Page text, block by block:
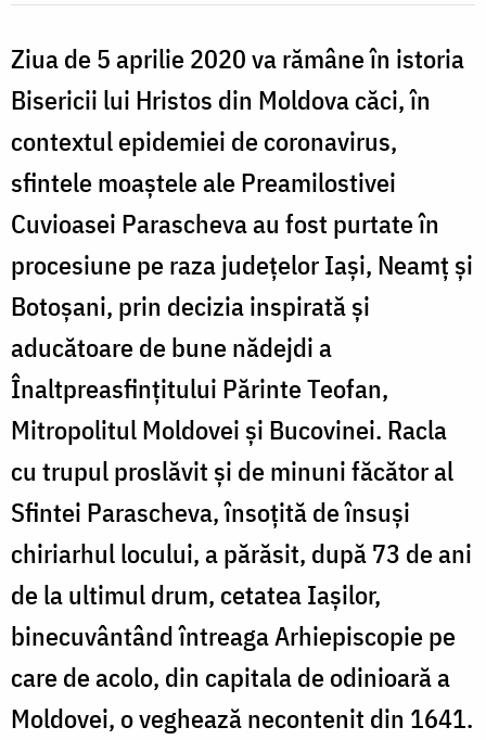
Ziua de 5 aprilie 2020 va rămâne în istoria
Bisericii lui Hristos din Moldova căci, în
contextul epidemiei de coronavirus,
sfintele moaştele ale Preamilostivei
Cuvioasei Parascheva au fost purtate în
procesiune pe raza judeţelor Iași, Neamţ și
Botoșani, prin decizia inspirată și
aducătoare de bune nădejdi a
Înaltpreasfințitului Părinte Teofan,
Mitropolitul Moldovei și Bucovinei. Racla
cu trupul proslăvit și de minuni făcător al
Sfintei Parascheva, însoțită de însuși
chiriarhul locului, a părăsit, după 73 de ani
de la ultimul drum, cetatea Iașilor,
binecuvântând întreaga Arhiepiscopie pe
care de acolo, din capitala de odinioară a
Moldovei, o veghează necontenit din 1641.